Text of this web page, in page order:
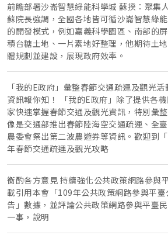
前瞻部署沙崙智慧綠能科學城 蘇揆：聚集
蘇院長強調，全國各地皆可循沙崙智慧綠
的開發模式，例如嘉義科學園區、南部的
積台糖土地、一片素地好整理，他期待土
體規劃並建設，展現政府效率。
「我的E政府」彙整春節交通疏運及觀光
資訊報你知！ 「我的E政府」除了提供各
家快速掌握春節交通及觀光資訊，特別彙
像是交通部推出春節陸海空交通疏運、全
農委會祭出第二波農遊券等資訊。歡迎到
年春節交通疏運及觀光攻略
衡酌各方意見 持續強化公共政策網路參與
載引用本會「109年公共政策網路參與平
告」數據，並評論公共政策網路參與平臺
一事，說明